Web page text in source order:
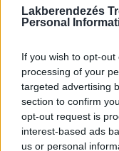
Lakberendezés
Personal
If you wish to opt-
processing of your
targeted advertising
section to confirm
opt-out request is
interest-based ads
us or personal
lakást: 7